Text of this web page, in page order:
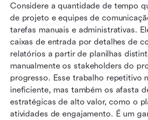
Considere a quantidade de tempo
de projeto e equipes de
tarefas manuais e administrativas.
caixas de entrada por detalhes de
relatórios a partir de planilhas
manualmente os stakeholders do
progresso. Esse trabalho repetitivo
ineficiente, mas também os afasta
estratégicas de alto valor, como o
atividades de engajamento. É um